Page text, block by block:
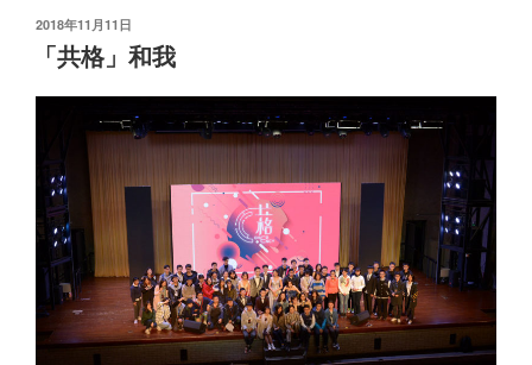
发
2018年11 月11 日
「共格」和我